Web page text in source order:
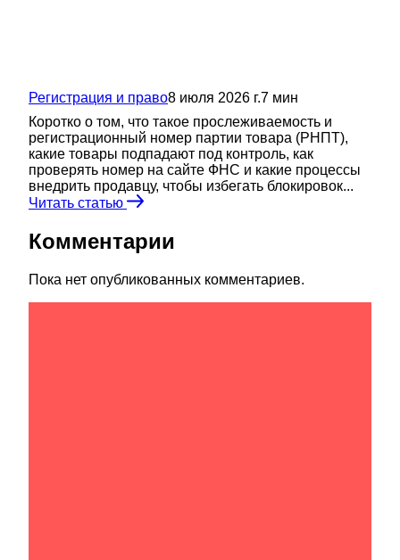
Регистрация и право8 июля 2026 г.7 мин
Коротко о том, что такое прослеживаемость и
регистрационный номер партии товара (РНПТ),
какие товары подпадают под контроль, как
проверять номер на сайте ФНС и какие процессы
внедрить продавцу, чтобы избегать блокировок...
Читать статью
Комментарии
Пока нет опубликованных комментариев.